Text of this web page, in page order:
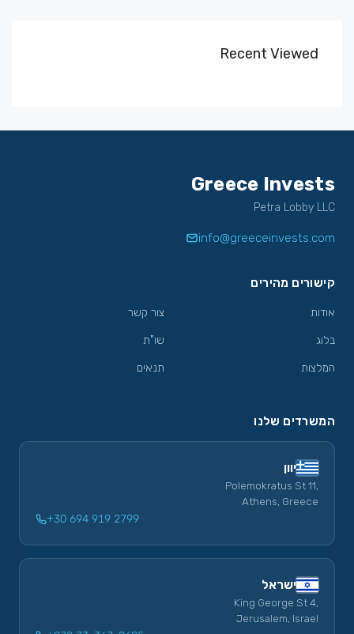
Recent Viewed
Greece Invests
Petra Lobby LLC
info@greeceinvests.com
קישורים מהירים
אודות
בלוג
המלצות
צור קשר
שו"ת
תנאים
המשרדים שלנו
יוון
Polemokratus St 11,
Athens, Greece
+30 694 919 2799
ישראל
King George St 4,
Jerusalem, Israel